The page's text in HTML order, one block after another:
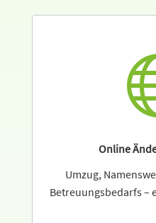
Online
Umzug,
Betreuungsbedarfs –